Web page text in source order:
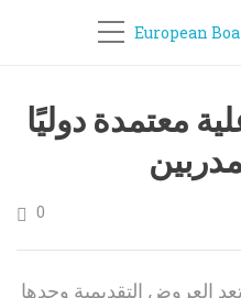
معتمدة دوليًا
0
العروض التقديمية وحدها